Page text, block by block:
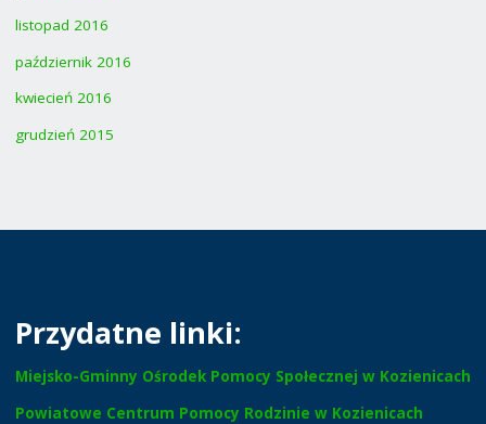
listopad 2016
październik 2016
kwiecień 2016
grudzień 2015
Przydatne linki:
Miejsko-Gminny Ośrodek Pomocy Społecznej w Kozienicach
Powiatowe Centrum Pomocy Rodzinie w Kozienicach